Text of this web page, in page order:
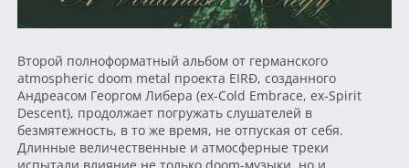
Второй полноформатный альбом от германского
atmospheric doom metal проекта EIRÐ, созданного
Андреасом Георгом Либера (ex-Cold Embrace, ex-Spirit
Descent), продолжает погружать слушателей в
безмятежность, в то же время, не отпуская от себя.
Длинные величественные и атмосферные треки